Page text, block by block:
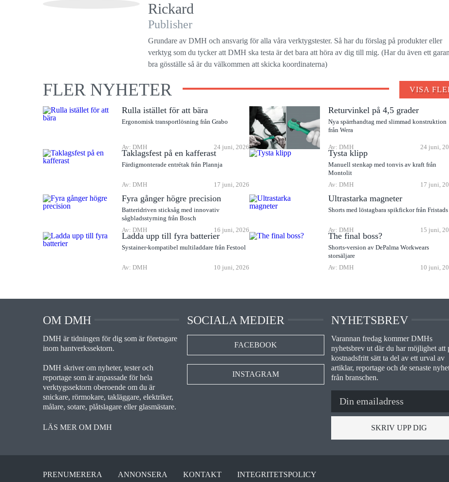
Rickard
Publisher
Grundare av DMH och ansvarig för alla våra verktygstester. Så har du förslag på produkter eller
verktyg som du tycker att DMH ska testa är det bara att höra av dig till mig. (Har du även ett
bra gösställe så är du välkommen att skicka koordinaterna)
FLER NYHETER VISA
Rulla istället för att bära
Ergonomisk transportlösning från Grabo
Av: DMH 24 juni, 2026
Returvinkel på 4,5 grader
Nya spärrhandtag med slimmad konstruktion
från Wera
Av: DMH 24 juni,
Taklagsfest på en kafferast
Färdigmonterade entrétak från Plannja
Av: DMH 17 juni, 2026
Tysta klipp
Manuell stenkap med tonvis av kraft från
Montolit
Av: DMH
17 juni,
Fyra gånger högre precision
Batteridriven sticksåg med innovativ
sågbladsstyrning från Bosch
Av: DMH
16 juni, 2026
Ultrastarka magneter
Shorts med löstagbara spikfickor från Fristads
Av: DMH 15 juni,
Ladda upp till fyra batterier
Systainer-kompatibel multiladdare från Festool
Av: DMH 10 juni, 2026
The final boss?
Shorts-version av DePalma Workwears
storsäljare
Av: DMH
10 juni,
OM DMH
DMH är tidningen för dig som är företagare
inom hantverkssektorn.
DMH skriver om nyheter, tester och
reportage som är anpassade för hela
verktygssektorn oberoende om du är
snickare, rörmokare, takläggare, elektriker,
målare, sotare, plåtslagare eller glasmästare.
LÄS MER OM DMH
SOCIALA MEDIER
FACEBOOK
INSTAGRAM
NYHETSBREV
Varannan fredag kommer DMHs
nyhetsbrev ut där du har möjlighet att
kostnadsfritt sätt ta del av ett urval av
artiklar, reportage och de senaste
från branschen.
SKRIV UPP DIG
PRENUMERERA ANNONSERA KONTAKT INTEGRITETSPOLICY